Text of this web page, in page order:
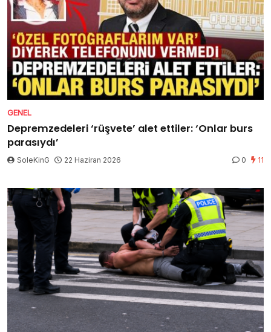
GENEL
Depremzedeleri ‘rüşvete’ alet ettiler: ‘Onlar burs
parasıydı’
SoleKinG 22 Haziran 2026 0 11